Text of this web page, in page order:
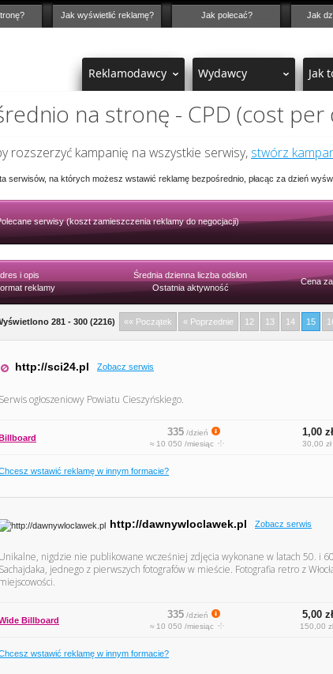
Jak wyświetlić reklamę? Jak polecać? Jak
Reklamodawcy Wydawcy Jak
na stronę - CPD (cost per
rozszerzyć kampanię na wszystkie serwisy, stwórz
serwisów, na których możesz wstawić reklamę bezpośrednio, płacąc za dzień
serwisy (koszt zamieszczenia reklamy do negocjacji)
i opis
reklamy
Średnia dzienna liczba odsłon
Ostatnia aktywność
Cena
281 - 300 (2216) «« Początek « Poprzednie 12 13 14 15
http://sci24.pl Zobacz serwis
Serwis ogłoszeniowy Powiatu Cieszyńskiego.
335 /dzień
≈ 10 050 /miesiąc
1,00 zł
30,00
wstawić reklamę w innym formacie?
http://dawnywloclawek.pl Zobacz serwis
Unikalne, nigdzie nie publikowane wcześniej zdjęcia wykonane w latach 50. i
Sachajdaka, jednego z pierwszych fotografów w mieście. Fotografia retro z
miejscowości.
Billboard 335 /dzień
≈ 10 050 /miesiąc
5,00 zł
150,00
wstawić reklamę w innym formacie?